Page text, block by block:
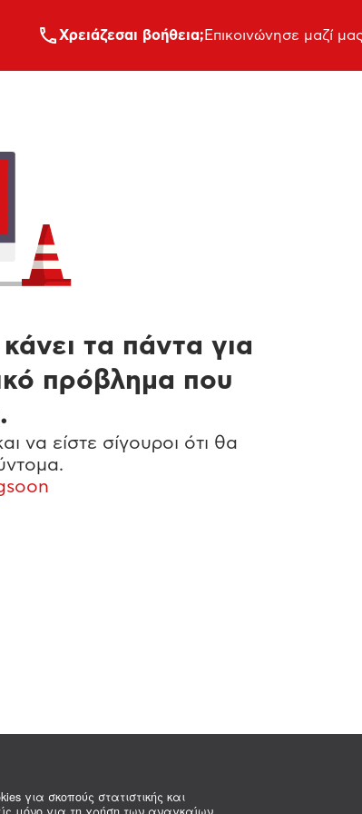
για σκοπούς στατιστικής και
Xρειάζεσαι βοήθεια; Επικοινώνησε μαζί
τα πάντα για
πρόβλημα που
να είστε σίγουροι ότι θα